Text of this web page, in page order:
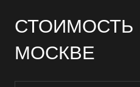
СТОИМОСТЬ
МОСКВЕ